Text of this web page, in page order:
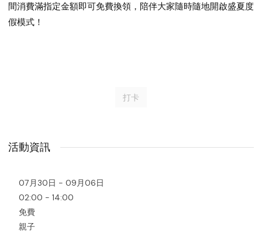
間消費滿指定金額即可免費換領，陪伴大家隨時隨地開啟盛夏度
假模式！
打卡
活動資訊
07月30日 - 09月06日
02:00 - 14:00
免費
親子